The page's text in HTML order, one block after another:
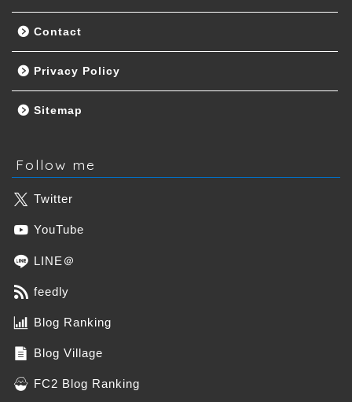
Contact
Privacy Policy
Sitemap
Follow me
Twitter
YouTube
LINE＠
feedly
Blog Ranking
Blog Village
FC2 Blog Ranking